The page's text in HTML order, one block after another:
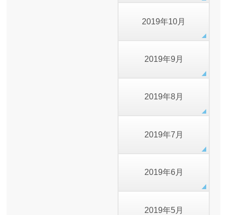
2019年10月
2019年9月
2019年8月
2019年7月
2019年6月
2019年5月